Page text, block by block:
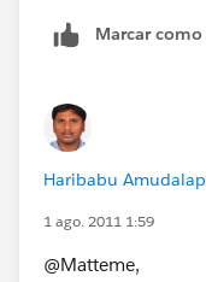
Marcar
Haribabu
1 ago. 2011 1:59
@Matteme,